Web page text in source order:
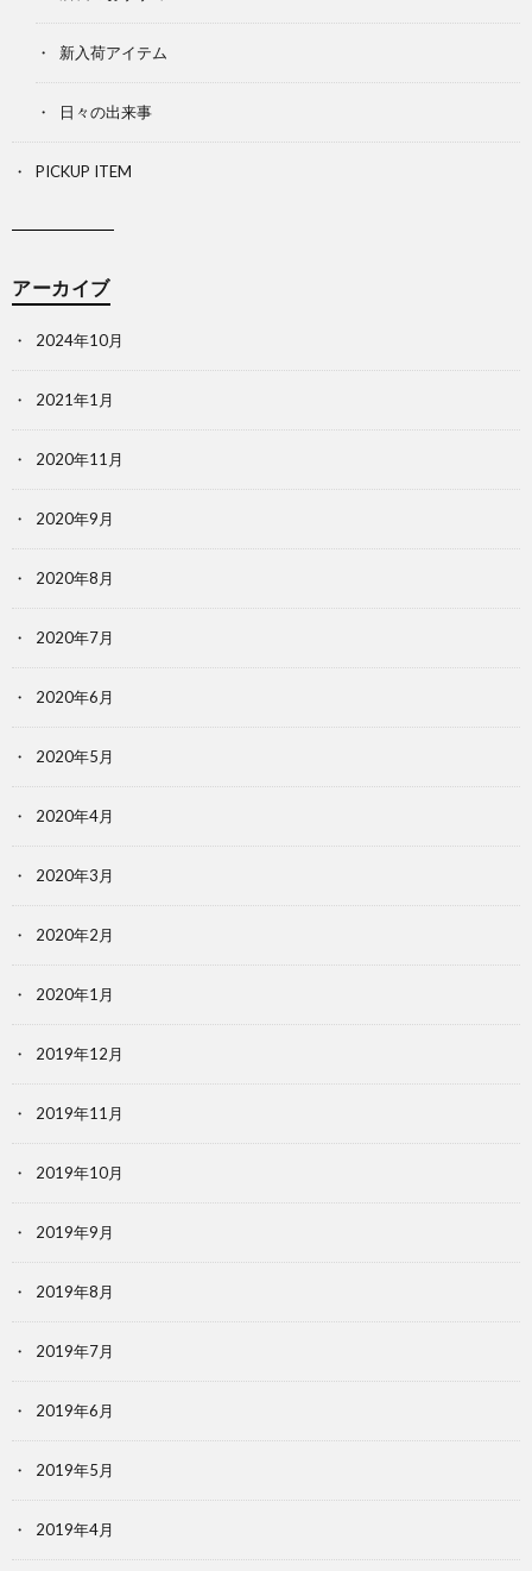
新入荷アイテム
日々の出来事
PICKUP ITEM
アーカイブ
2024年10月
2021年1月
2020年11月
2020年9月
2020年8月
2020年7月
2020年6月
2020年5月
2020年4月
2020年3月
2020年2月
2020年1月
2019年12月
2019年11月
2019年10月
2019年9月
2019年8月
2019年7月
2019年6月
2019年5月
2019年4月